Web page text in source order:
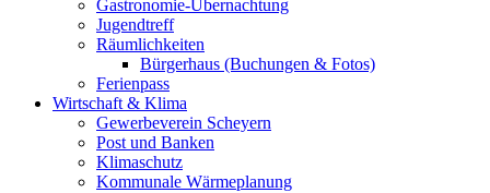
Gastronomie-Übernachtung
Jugendtreff
Räumlichkeiten
Bürgerhaus (Buchungen & Fotos)
Ferienpass
Wirtschaft & Klima
Gewerbeverein Scheyern
Post und Banken
Klimaschutz
Kommunale Wärmeplanung